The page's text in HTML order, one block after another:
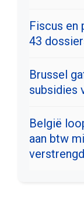
Fiscus en
43
Brussel
subsidies
België
aan btw
verstrengd